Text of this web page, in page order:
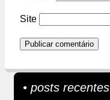
Site
• posts recentes